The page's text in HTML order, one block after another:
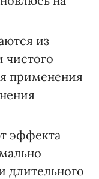
из
чистого
применения
эффекта
длительного